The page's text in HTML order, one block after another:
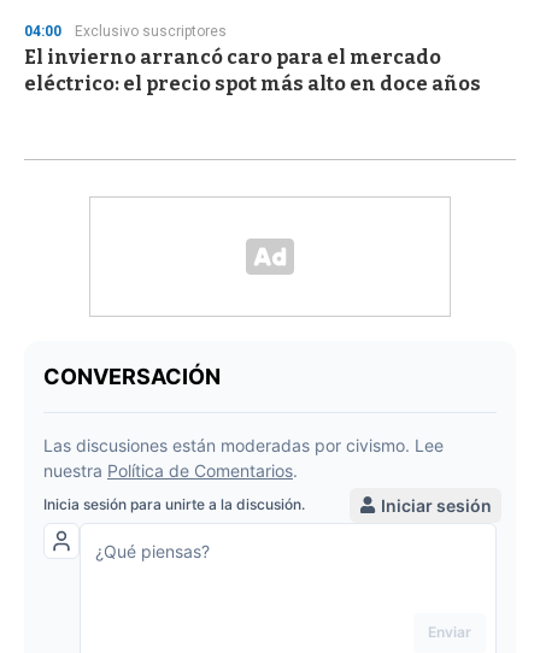
04:00 Exclusivo suscriptores
El invierno arrancó caro para el mercado
eléctrico: el precio spot más alto en doce años